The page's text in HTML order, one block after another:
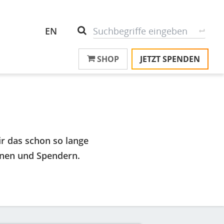
Header
Menu
EN Suche
SHOP JETZT SPENDEN
das schon so lange
und Spendern.